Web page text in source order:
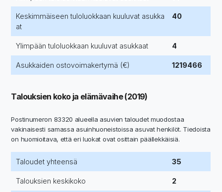
Keskimmäiseen tuloluokkaan kuuluvat asukka
at
40
Ylimpään tuloluokkaan kuuluvat asukkaat 4
Asukkaiden ostovoimakertymä (€) 1219466
Talouksien koko ja elämävaihe (2019)
Postinumeron 83320 alueella asuvien taloudet muodostaa
vakinaisesti samassa asuinhuoneistoissa asuvat henkilöt. Tiedoista
on huomioitava, että eri luokat ovat osittain päällekkäisiä.
Taloudet yhteensä 35
Talouksien keskikoko 2